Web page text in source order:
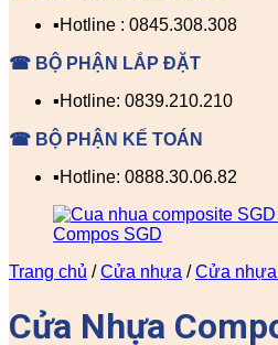
▪️Hotline : 0845.308.308
☎ BỘ PHẬN LẮP ĐẶT
▪️Hotline: 0839.210.210
☎ BỘ PHẬN KẾ TOÁN
▪️Hotline: 0888.30.06.82
Trang chủ / Cửa nhựa / Cửa
Cửa Nhựa